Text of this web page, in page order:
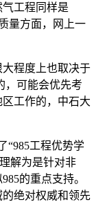
工程同样是
量方面，网上一
程度上也取决于
，可能会优先考
工作的，中石大
“985工程优势学
解为是针对非
的重点支持。
绝对权威和领先